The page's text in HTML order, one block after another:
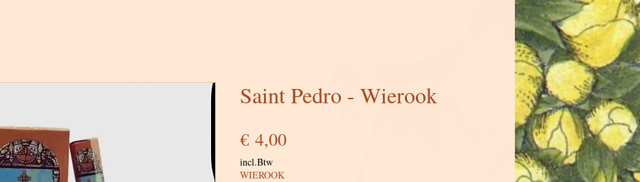
Saint Pedro - Wierook
€ 4,00Prijs
incl.Btw
WIEROOK